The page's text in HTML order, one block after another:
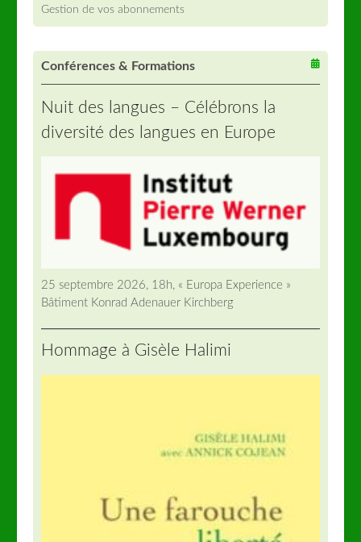
Gestion de vos abonnements
Conférences & Formations
Nuit des langues – Célébrons la
diversité des langues en Europe
25 septembre 2026, 18h, « Europa Experience »
Bâtiment Konrad Adenauer Kirchberg
Hommage à Gisèle Halimi